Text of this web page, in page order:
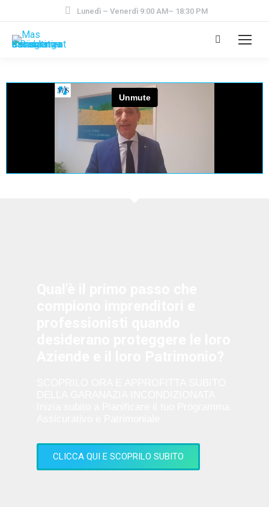
Lunedì – Venerdì 9:00 AM– 18:30 PM
CLICCA QUI E SCOPRILO SUBITO